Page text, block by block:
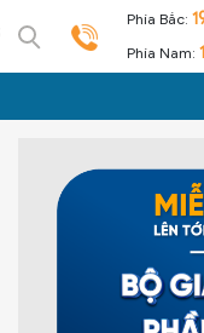
Phía Bắc:
Phía Nam: